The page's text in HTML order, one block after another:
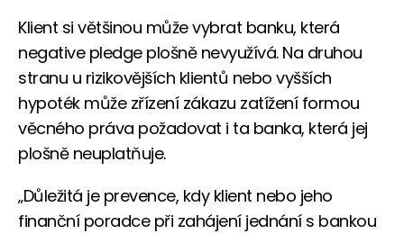
Klient si většinou může vybrat banku, která
negative pledge plošně nevyužívá. Na druhou
stranu u rizikovějších klientů nebo vyšších
hypoték může zřízení zákazu zatížení formou
věcného práva požadovat i ta banka, která jej
plošně neuplatňuje.
„Důležitá je prevence, kdy klient nebo jeho
finanční poradce při zahájení jednání s bankou